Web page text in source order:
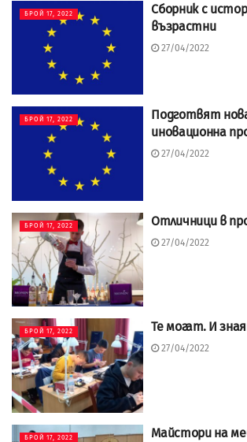
БРОЙ 17, 2022
Сборник с
възрастни
27/04/2022
БРОЙ 17, 2022
Подготвят
иновационна
27/04/2022
БРОЙ 17, 2022 Отличници в
27/04/2022
БРОЙ 17, 2022 Те могат. И
27/04/2022
БРОЙ 17, 2022 Майстори на